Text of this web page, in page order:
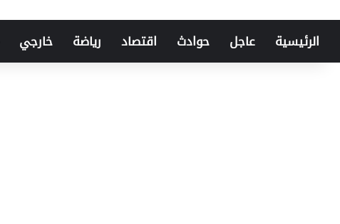
الرئيسية عاجل حوادث اقتصاد رياضة خارجي